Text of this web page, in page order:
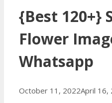
{Best 120+}
Flower
Whatsapp
October 11, 2022April 16,